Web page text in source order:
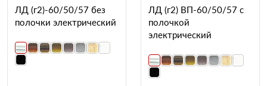
ЛД (г2)-60/50/57 без
полочки электрический
ЛД (г2) ВП-60/50/57 с
полочкой
электрический